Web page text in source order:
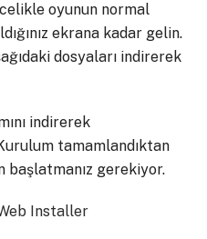
oyunun normal
ekrana kadar gelin.
dosyaları indirerek
indirerek
tamamlandıktan
başlatmanız gerekiyor.
Installer